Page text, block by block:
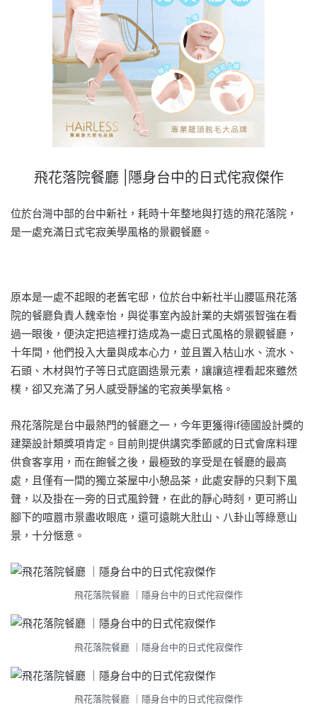
飛花落院餐廳 |隱身台中的日式侘寂傑作
位於台灣中部的台中新社，耗時十年整地與打造的飛花落院，
是一處充滿日式宅寂美學風格的景觀餐廳。
原本是一處不起眼的老舊宅邸，位於台中新社半山腰區飛花落
院的餐廳負責人魏幸怡，與從事室內設計業的夫婿張智強在看
過一眼後，便決定把這裡打造成為一處日式風格的景觀餐廳，
十年間，他們投入大量與成本心力，並且置入枯山水、流水、
石頭、木材與竹子等日式庭園造景元素，讓讓這裡看起來雖然
樸，卻又充滿了另人感受靜謐的宅寂美學氣格。
飛花落院是台中最熱門的餐廳之一，今年更獲得if德國設計獎的
建築設計類獎項肯定。目前則提供講究季節感的日式會席料理
供食客享用，而在飽餐之後，最極致的享受是在餐廳的最高
處，且僅有一間的獨立茶屋中小憩品茶，此處安靜的只剩下風
聲，以及掛在一旁的日式風鈴聲，在此的靜心時刻，更可將山
腳下的喧囂市景盡收眼底，還可遠眺大肚山、八卦山等綠意山
景，十分愜意。
飛花落院餐廳 ｜隱身台中的日式侘寂傑作
飛花落院餐廳 ｜隱身台中的日式侘寂傑作
飛花落院餐廳 ｜隱身台中的日式侘寂傑作